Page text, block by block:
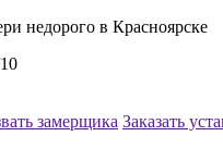
недорого в Красноярске
замерщика Заказать